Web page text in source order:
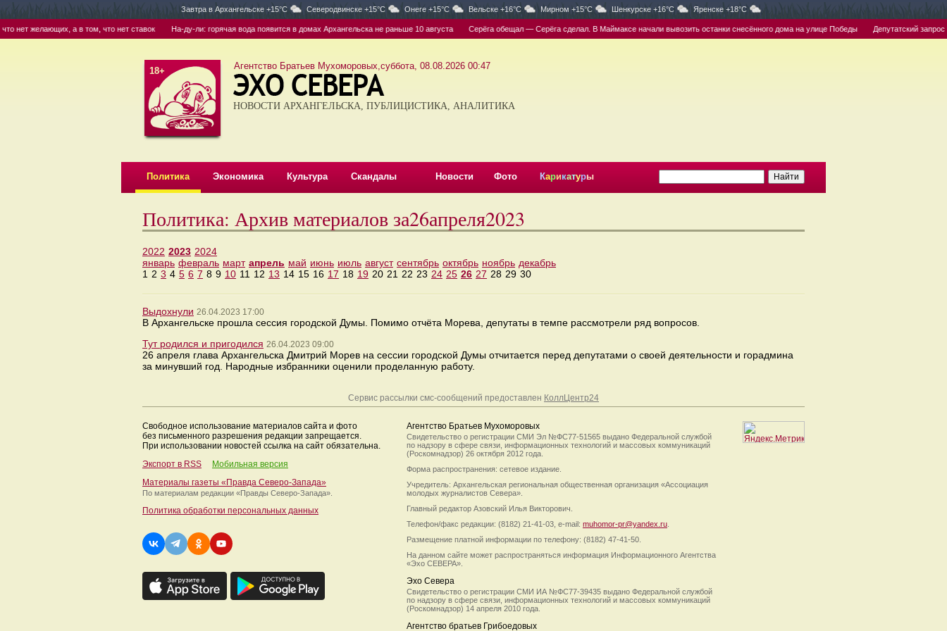
Завтра в Архангельске +15°C Северодвинске +15°C Онеге +15°C Вельске +16°C Мирном +15°C Шенкурске +16°C Яренске +18°C
нет желающих, а в том, что нет ставок На-ду-ли: горячая вода появится в домах Архангельска не раньше 10 августа Серёга обещал — Серёга сделал. В Маймаксе начали вывозить останки снесённого дома на улице Победы Депутатский запрос
18+ Агентство Братьев Мухоморовых,суббота, 08.08.2026 00:47
НОВОСТИ АРХАНГЕЛЬСКА, ПУБЛИЦИСТИКА, АНАЛИТИКА
Политика Экономика Культура Скандалы Новости Фото Карикатуры
Политика: Архив материалов за26апреля2023
2022 2023 2024
январь февраль март апрель май июнь июль август сентябрь октябрь ноябрь декабрь
1 2 3 4 5 6 7 8 9 10 11 12 13 14 15 16 17 18 19 20 21 22 23 24 25 26 27 28 29 30
Выдохнули 26.04.2023 17:00
В Архангельске прошла сессия городской Думы. Помимо отчёта Морева, депутаты в темпе рассмотрели ряд вопросов.
Тут родился и пригодился 26.04.2023 09:00
26 апреля глава Архангельска Дмитрий Морев на сессии городской Думы отчитается перед депутатами о своей деятельности и горадмина
за минувший год. Народные избранники оценили проделанную работу.
Сервис рассылки смс-сообщений предоставлен КоллЦентр24
Свободное использование материалов сайта и фото
без письменного разрешения редакции запрещается.
При использовании новостей ссылка на сайт обязательна.
Экспорт в RSS
Мобильная версия
Материалы газеты «Правда Северо-Запада»
По материалам редакции «Правды Северо-Запада».
Политика обработки персональных данных
Агентство Братьев Мухоморовых
Свидетельство о регистрации СМИ Эл №ФС77-51565 выдано Федеральной службой
по надзору в сфере связи, информационных технологий и массовых коммуникаций
(Роскомнадзор) 26 октября 2012 года.
Форма распространения: сетевое издание.
Учредитель: Архангельская региональная общественная организация «Ассоциация
молодых журналистов Севера».
Главный редактор Азовский Илья Викторович.
Телефон/факс редакции: (8182) 21-41-03, e-mail: muhomor-pr@yandex.ru
Размещение платной информации по телефону: (8182) 47-41-50.
На данном сайте может распространяться информация Информационного Агентства
«Эхо СЕВЕРА».
Эхо Севера
Свидетельство о регистрации СМИ ИА №ФС77-39435 выдано Федеральной службой
по надзору в сфере связи, информационных технологий и массовых коммуникаций
(Роскомнадзор) 14 апреля 2010 года.
Агентство братьев Грибоедовых